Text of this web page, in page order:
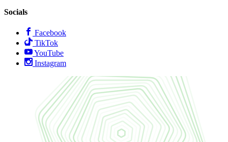
Socials
Facebook
TikTok
YouTube
Instagram